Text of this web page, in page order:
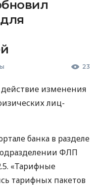
23
действие изменения
лиц-
банка в разделе
ФЛП
«Тарифные
тарифных пакетов